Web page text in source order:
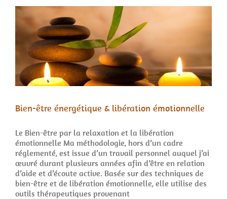
Bien-être énergétique & libération émotionnelle
Le Bien-être par la relaxation et la libération
émotionnelle Ma méthodologie, hors d’un cadre
réglementé, est issue d’un travail personnel auquel j’ai
œuvré durant plusieurs années afin d’être en relation
d’aide et d’écoute active. Basée sur des techniques de
bien-être et de libération émotionnelle, elle utilise des
outils thérapeutiques provenant